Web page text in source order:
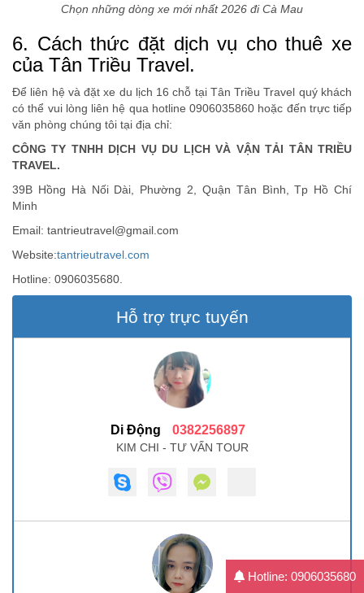
Hotline: 0906035680
Chọn những dòng xe mới nhất 2026 đi Cà Mau
6. Cách thức đặt dịch vụ cho thuê xe
của Tân Triều Travel.
Để liên hệ và đặt xe du lịch 16 chỗ tại Tân Triều Travel quý khách
có thể vui lòng liên hệ qua hotline 0906035860 hoặc đến trực tiếp
văn phòng chúng tôi tại địa chỉ:
CÔNG TY TNHH DỊCH VỤ DU LỊCH VÀ VẬN TẢI TÂN TRIỀU
TRAVEL.
39B Hồng Hà Nối Dài, Phường 2, Quận Tân Bình, Tp Hồ Chí
Minh
Email: tantrieutravel@gmail.com
Website:tantrieutravel.com
Hotline: 0906035680.
Hỗ trợ trực tuyến
Di Động 0382256897
KIM CHI - TƯ VẤN TOUR